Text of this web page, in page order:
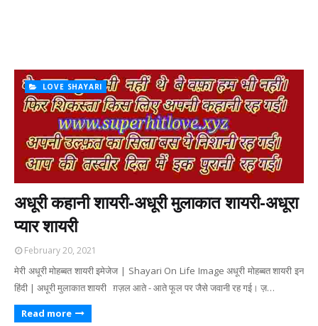
LOVE SHAYARI
अधूरी कहानी शायरी-अधूरी मुलाकात शायरी-अधूरा
प्यार शायरी
February 20, 2021
मेरी अधूरी मोहब्बत शायरी इमेजेज | Shayari On Life Image अधूरी मोहब्बत शायरी इन
हिंदी | अधूरी मुलाकात शायरी ग़ज़ल आते - आते फूल पर जैसे जवानी रह गई। ज़…
Read more